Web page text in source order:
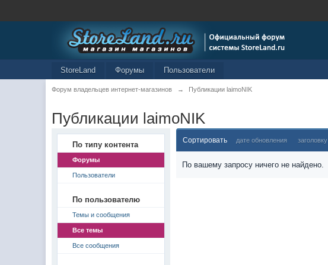
StoreLand Форумы Пользователи
Форум владельцев интернет-магазинов → Публикации laimoNIK
Публикации laimoNIK
По типу контента
Форумы
Пользователи
По пользователю
Темы и сообщения
Все темы
Все сообщения
Сортировать дате обновления заголовку
По вашему запросу ничего не найдено.